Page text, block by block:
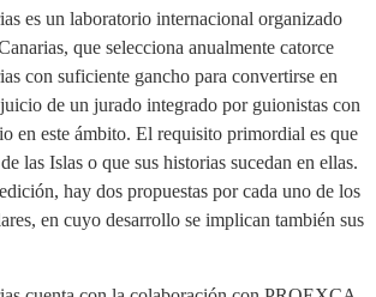
es un laboratorio internacional organizado
que selecciona anualmente catorce
con suficiente gancho para convertirse en
de un jurado integrado por guionistas con
en este ámbito. El requisito primordial es que
las Islas o que sus historias sucedan en ellas.
hay dos propuestas por cada uno de los
en cuyo desarrollo se implican también sus